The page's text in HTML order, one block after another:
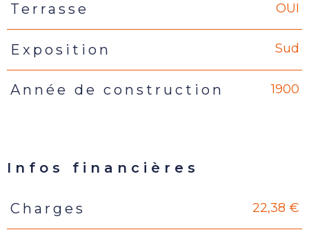
Terrasse OUI
Exposition Sud
Année de construction 1900
Infos financières
Caractéristiques
Charges 22,38 €